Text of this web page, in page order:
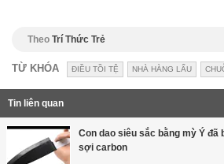
Theo Trí Thức Trẻ
TỪ KHÓA ĐIỀU TỒI TỆ NHÀ HÀNG LẨU
Tin liên quan
Con dao siêu sắc bằng mỳ Ý
sợi carbon